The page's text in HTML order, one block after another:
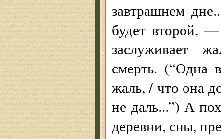
завтрашнем
будет второй,
заслуживает
смерть. (“Одна
жаль, / что она
не даль...”) А
деревни, сны,